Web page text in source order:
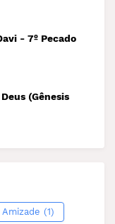
- 7º Pecado
(Gênesis
Amizade (1)